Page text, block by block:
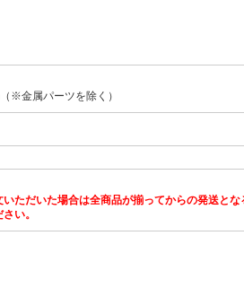
※金属パーツを除く）
ただいた場合は全商品が揃ってからの発送とな
い。